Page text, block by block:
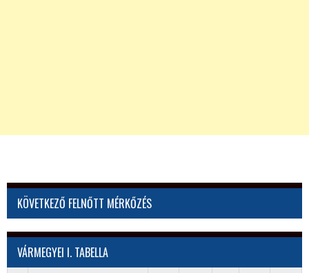
KÖVETKEZŐ FELNŐTT MÉRKŐZÉS
VÁRMEGYEI I. TABELLA